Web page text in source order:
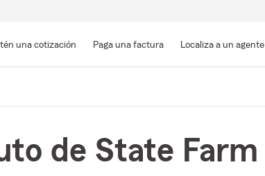
contenido
una cotización Paga una factura Localiza a un agente
de State Farm